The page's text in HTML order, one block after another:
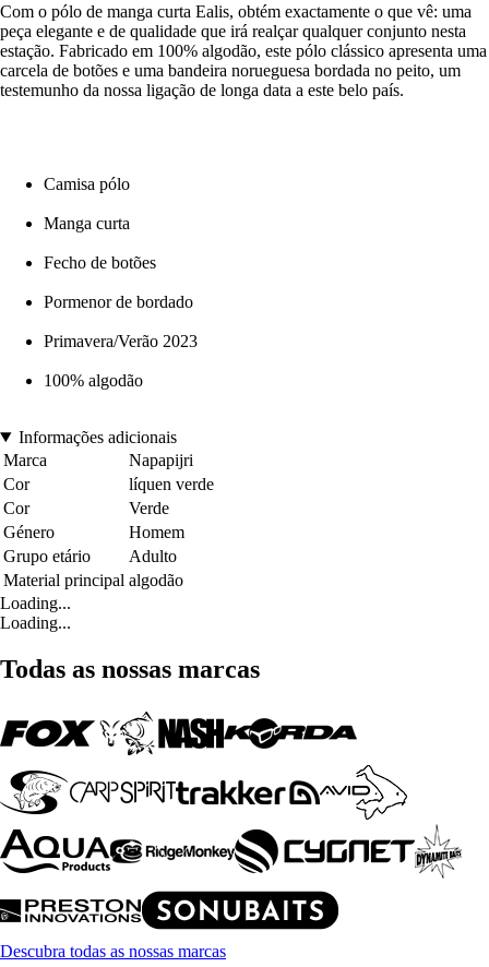
Com o pólo de manga curta Ealis, obtém exactamente o que vê: uma
peça elegante e de qualidade que irá realçar qualquer conjunto nesta
estação. Fabricado em 100% algodão, este pólo clássico apresenta uma
carcela de botões e uma bandeira norueguesa bordada no peito, um
testemunho da nossa ligação de longa data a este belo país.
Camisa pólo
Manga curta
Fecho de botões
Pormenor de bordado
Primavera/Verão 2023
100% algodão
Informações adicionais
Marca
Napapijri
Cor
líquen verde
Cor
Verde
Género
Homem
Grupo etário
Adulto
Material principal algodão
Loading...
Loading...
Todas as nossas marcas
Descubra todas as nossas marcas